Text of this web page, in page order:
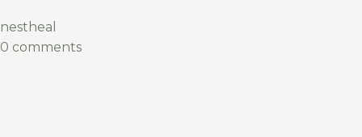
nestheal
0 comments